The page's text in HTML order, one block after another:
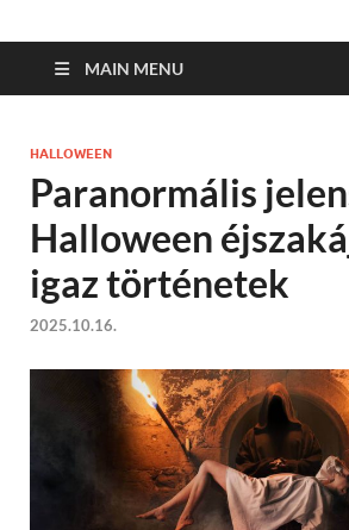
MAIN MENU
HALLOWEEN
Paranormális
Halloween
igaz történetek
2025.10.16.